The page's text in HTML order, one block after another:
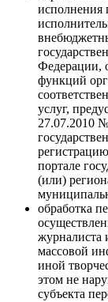
исполнения
Федерации,
функций
услуг,
27.07.2010
портале
(или)
обработка
журналиста
массовой
иной
этом не
субъекта